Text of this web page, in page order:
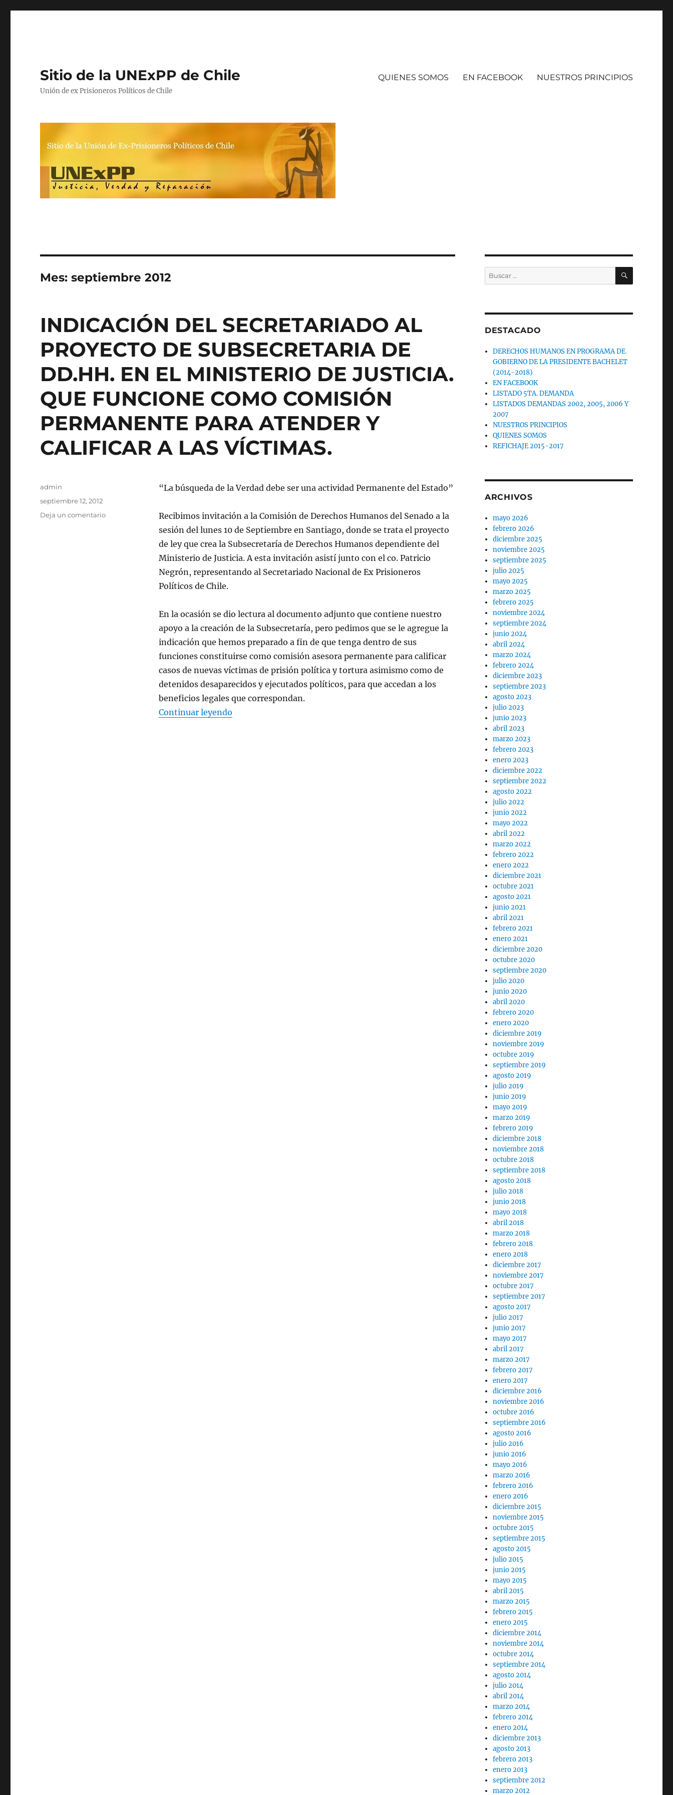
Sitio de la UNExPP de Chile
Unión de ex Prisioneros Políticos de Chile
QUIENES SOMOS EN FACEBOOK NUESTROS PRINCIPIOS
Mes:septiembre 2012
INDICACIÓN DEL SECRETARIADO AL
PROYECTO DE SUBSECRETARIA DE
DD.HH. EN EL MINISTERIO DE JUSTICIA.
QUE FUNCIONE COMO COMISIÓN
PERMANENTE PARA ATENDER Y
CALIFICAR A LAS VÍCTIMAS.
“La búsqueda de la Verdad debe ser una actividad Permanente del Estado”
Recibimos invitación a la Comisión de Derechos Humanos del Senado a la
sesión del lunes 10 de Septiembre en Santiago, donde se trata el proyecto
de ley que crea la Subsecretaría de Derechos Humanos dependiente del
Ministerio de Justicia. A esta invitación asistí junto con el co. Patricio
Negrón, representando al Secretariado Nacional de Ex Prisioneros
Políticos de Chile.
En la ocasión se dio lectura al documento adjunto que contiene nuestro
apoyo a la creación de la Subsecretaría, pero pedimos que se le agregue la
indicación que hemos preparado a fin de que tenga dentro de sus
funciones constituirse como comisión asesora permanente para calificar
casos de nuevas víctimas de prisión política y tortura asimismo como de
detenidos desaparecidos y ejecutados políticos, para que accedan a los
beneficios legales que correspondan.
Continuar leyendo«INDICACIÓN DEL SECRETARIADO AL PROYECTO DE SUBSECRETARIA DE DD.HH. EN EL MINISTERIO DE
Autor
admin
Publicado
septiembre 12, 2012
Deja un comentarioen
SUBSECRETARIA
Buscar
por:
BUSCAR
DESTACADO
DERECHOS HUMANOS EN PROGRAMA DE
GOBIERNO DE LA PRESIDENTE BACHELET
(2014-2018)
EN FACEBOOK
LISTADO 5TA. DEMANDA
LISTADOS DEMANDAS 2002, 2005, 2006 Y
2007
NUESTROS PRINCIPIOS
QUIENES SOMOS
REFICHAJE 2015-2017
ARCHIVOS
mayo 2026
febrero 2026
diciembre 2025
noviembre 2025
septiembre 2025
julio 2025
mayo 2025
marzo 2025
febrero 2025
noviembre 2024
septiembre 2024
junio 2024
abril 2024
marzo 2024
febrero 2024
diciembre 2023
septiembre 2023
agosto 2023
julio 2023
junio 2023
abril 2023
marzo 2023
febrero 2023
enero 2023
diciembre 2022
septiembre 2022
agosto 2022
julio 2022
junio 2022
mayo 2022
abril 2022
marzo 2022
febrero 2022
enero 2022
diciembre 2021
octubre 2021
agosto 2021
junio 2021
abril 2021
febrero 2021
enero 2021
diciembre 2020
octubre 2020
septiembre 2020
julio 2020
junio 2020
abril 2020
febrero 2020
enero 2020
diciembre 2019
noviembre 2019
octubre 2019
septiembre 2019
agosto 2019
julio 2019
junio 2019
mayo 2019
marzo 2019
febrero 2019
diciembre 2018
noviembre 2018
octubre 2018
septiembre 2018
agosto 2018
julio 2018
junio 2018
mayo 2018
abril 2018
marzo 2018
febrero 2018
enero 2018
diciembre 2017
noviembre 2017
octubre 2017
septiembre 2017
agosto 2017
julio 2017
junio 2017
mayo 2017
abril 2017
marzo 2017
febrero 2017
enero 2017
diciembre 2016
noviembre 2016
octubre 2016
septiembre 2016
agosto 2016
julio 2016
junio 2016
mayo 2016
marzo 2016
febrero 2016
enero 2016
diciembre 2015
noviembre 2015
octubre 2015
septiembre 2015
agosto 2015
julio 2015
junio 2015
mayo 2015
abril 2015
marzo 2015
febrero 2015
enero 2015
diciembre 2014
noviembre 2014
octubre 2014
septiembre 2014
agosto 2014
julio 2014
abril 2014
marzo 2014
febrero 2014
enero 2014
diciembre 2013
agosto 2013
febrero 2013
enero 2013
septiembre 2012
marzo 2012